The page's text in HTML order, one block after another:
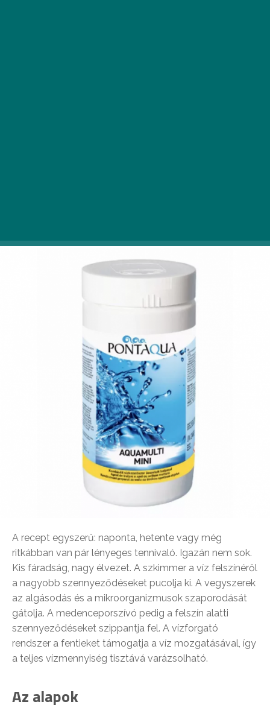
A recept egyszerű: naponta, hetente vagy még
ritkábban van pár lényeges tennivaló. Igazán nem sok.
Kis fáradság, nagy élvezet. A szkimmer a víz felszínéről
a nagyobb szennyeződéseket pucolja ki. A vegyszerek
az algásodás és a mikroorganizmusok szaporodását
gátolja. A medenceporszívó pedig a felszín alatti
szennyeződéseket szippantja fel. A vízforgató
rendszer a fentieket támogatja a víz mozgatásával, így
a teljes vízmennyiség tisztává varázsolható.
Az alapok